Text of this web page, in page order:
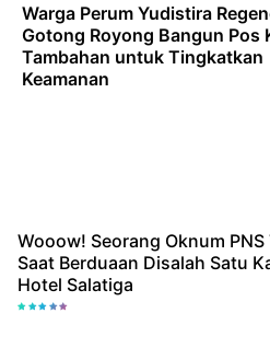
Warga Perum Yudistira
Gotong Royong Bangun Pos
Tambahan untuk Tingkatkan
Keamanan
Wooow! Seorang Oknum
Saat Berduaan Disalah Satu
Hotel Salatiga